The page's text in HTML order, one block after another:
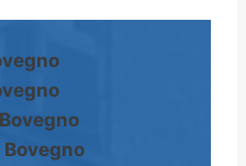
Bovegno
Bovegno